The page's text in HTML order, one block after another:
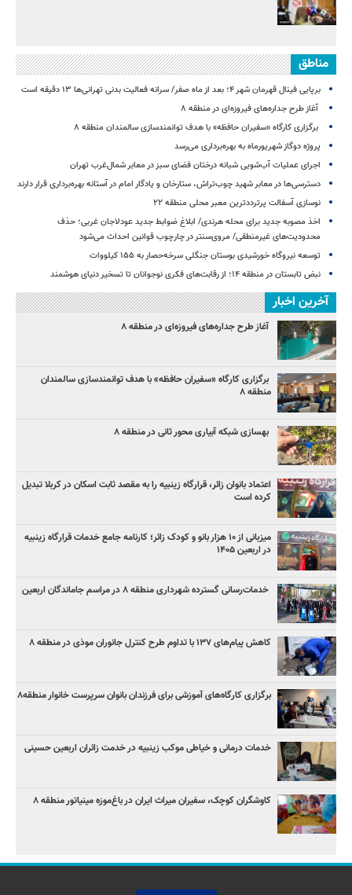
مناطق
برپایی فینال قهرمان شهر ۴؛ بعد از ماه صفر/ سرانه فعالیت بدنی تهرانی‌ها ۱۳ دقیقه است
آغاز طرح جداره‌های فیروزه‌ای در منطقه ۸
برگزاری کارگاه «سفیران حافظه» با هدف توانمندسازی سالمندان منطقه ۸
پروژه دوگاز شهریورماه به بهره‌برداری می‌رسد
اجرای عملیات آب‌شویی شبانه درختان فضای سبز در معابر شمال‌غرب تهران
دسترسی‌ها در معابر شهید چوب‌تراش، ستارخان و یادگار امام در آستانه بهره‌برداری قرار دارند
نوسازی آسفالت پرترددترین معبر محلی منطقه ۲۲
اخذ مصوبه جدید برای محله هرندی/ ابلاغ ضوابط جدید عودلاجان غربی؛ حذف
محدودیت‌های غیرمنطقی/ مروی‌سنتر در چارچوب قوانین احداث می‌شود
توسعه نیروگاه خورشیدی بوستان جنگلی سرخه‌حصار به ۱۵۵ کیلووات
نبض تابستان در منطقه ۱۴؛ از رقابت‌های فکری نوجوانان تا تسخیر دنیای هوشمند
آخرین اخبار
آغاز طرح جداره‌های فیروزه‌ای در منطقه ۸
برگزاری کارگاه «سفیران حافظه» با هدف توانمندسازی سالمندان
منطقه ۸
بهسازی شبکه آبیاری محور ثانی در منطقه ۸
اعتماد بانوان زائر، قرارگاه زینبیه را به مقصد ثابت اسکان در کربلا تبدیل
کرده است
میزبانی از ۱۰ هزار بانو و کودک زائر؛ کارنامه جامع خدمات قرارگاه زینبیه
در اربعین ۱۴۰۵
خدمات‌رسانی گسترده شهرداری منطقه ۸ در مراسم جاماندگان اربعین
کاهش پیام‌های ۱۳۷ با تداوم طرح کنترل جانوران موذی در منطقه ۸
برگزاری کارگاه‌های آموزشی برای فرزندان بانوان سرپرست خانوار منطقه۸
خدمات درمانی و خیاطی موکب زینبیه در خدمت زائران اربعین حسینی
کاوشگران کوچک، سفیران میراث ایران در باغ‌موزه مینیاتور منطقه ۸